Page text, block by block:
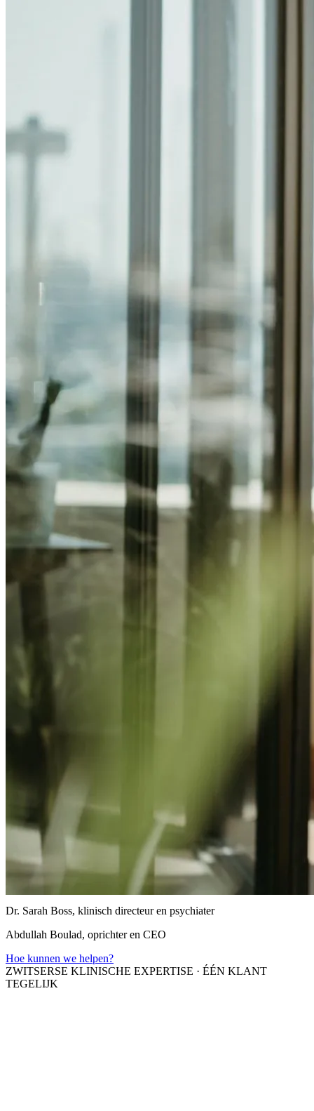
Dr. Sarah Boss, klinisch directeur en psychiater
Abdullah Boulad, oprichter en CEO
Hoe kunnen we helpen?
ZWITSERSE KLINISCHE EXPERTISE · ÉÉN KLANT
TEGELIJK